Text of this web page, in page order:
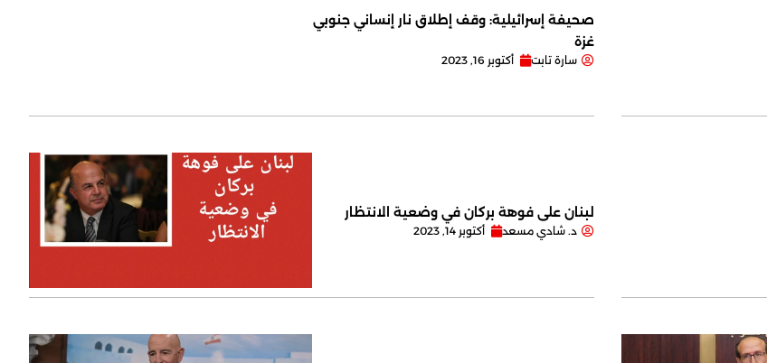
صحيفة إسرائيلية: وقف إطلاق نار إنساني جنوبي
غزة
سارة تابت أكتوبر 16, 2023
لبنان على فوهة بركان في وضعية الانتظار
د. شادي مسعد أكتوبر 14, 2023